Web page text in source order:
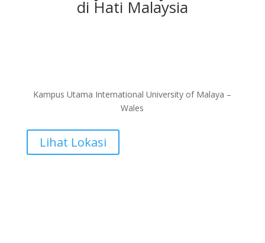
di Hati Malaysia
Kampus Utama International University of Malaya –
Wales
Lihat Lokasi